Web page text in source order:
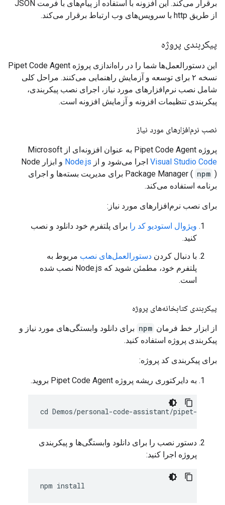
برقرار می‌کند. این افزونه با استفاده از پیام‌های با فرمت JSON
از طریق http با سرویس‌های وب ارتباط برقرار می‌کند.
پیکربندی پروژه
این دستورالعمل‌ها شما را در راه‌اندازی پروژه Pipet Code Agent
نسخه ۲ برای توسعه و آزمایش راهنمایی می‌کنند. مراحل کلی
شامل نصب نرم‌افزارهای مورد نیاز، اجرای نصب پیکربندی،
پیکربندی تنظیمات افزونه و آزمایش افزونه است.
نصب نرم‌افزارهای مورد نیاز
پروژه Pipet Code Agent به عنوان افزونه‌ای از Microsoft
Visual Studio Code اجرا می‌شود و از Node.js
و ابزار Node
Package Manager ( npm
) برای مدیریت بسته‌ها و اجرای
برنامه استفاده می‌کند.
برای نصب نرم‌افزارهای مورد نیاز:
ویژوال استودیو کد را برای پلتفرم خود دانلود و نصب
کنید.
با دنبال کردن دستورالعمل‌های نصب مربوط به
پلتفرم خود، مطمئن شوید که Node.js نصب شده
است.
پیکربندی کتابخانه‌های پروژه
از ابزار خط فرمان npm برای دانلود وابستگی‌های مورد نیاز و
پیکربندی پروژه استفاده کنید.
برای پیکربندی کد پروژه:
به دایرکتوری ریشه پروژه Pipet Code Agent بروید.
دستور نصب را برای دانلود وابستگی‌ها و پیکربندی
پروژه اجرا کنید: